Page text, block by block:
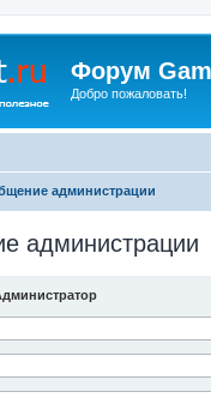
Форум
Добро пожаловать!
администрации
администрации